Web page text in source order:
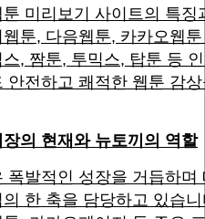
미리보기 사이트의 특징
툰, 다음웹툰, 카카오웹
, 짬툰, 투믹스, 탑툰 등
안전하고 쾌적한 웹툰 감
의 현재와 뉴토끼의 역할
폭발적인 성장을 거듭하며
한 축을 담당하고 있습